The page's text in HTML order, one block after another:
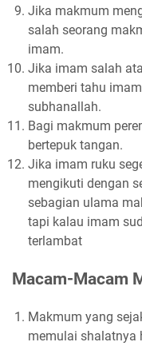
Jika makmum
salah seorang
imam.
Jika imam salah
memberi tahu
subhanallah.
Bagi makmum
bertepuk tangan.
Jika imam ruku
mengikuti dengan
sebagian ulama
tapi kalau imam
terlambat
Macam-Macam
Makmum yang
memulai shalatnya